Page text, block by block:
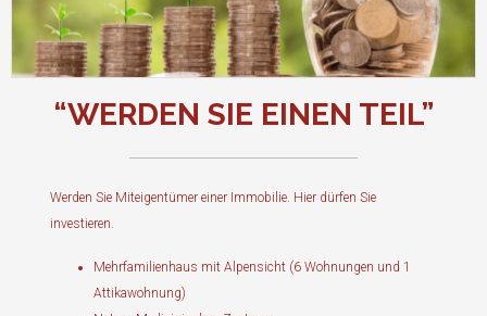
“WERDEN SIE EINEN TEIL”
Werden Sie Miteigentümer einer Immobilie. Hier dürfen Sie
investieren.
Mehrfamilienhaus mit Alpensicht (6 Wohnungen und 1
Attikawohnung)